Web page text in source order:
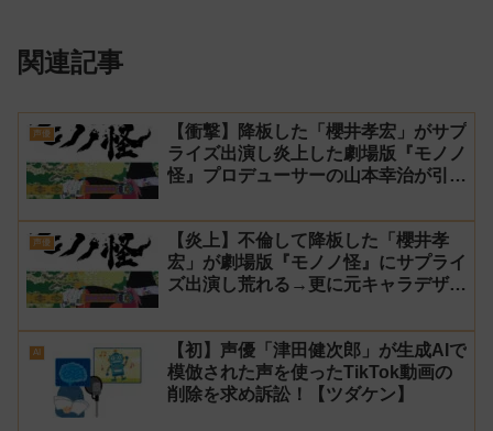
関連記事
声優
【衝撃】降板した「櫻井孝宏」がサプ
ライズ出演し炎上した劇場版『モノノ
怪』プロデューサーの山本幸治が引
声優
【炎上】不倫して降板した「櫻井孝
宏」が劇場版『モノノ怪』にサプライ
ズ出演し荒れる→更に元キャラデザ担
AI
【初】声優「津田健次郎」が生成AIで
模倣された声を使ったTikTok動画の
削除を求め訴訟！【ツダケン】